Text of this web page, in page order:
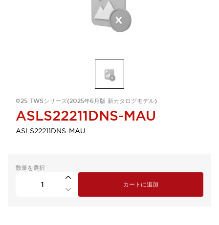
Φ25 TWSシリーズ(2025年6月版 新カタログモデル)
ASLS22211DNS-MAU
ASLS22211DNS-MAU
数量を選択
カートに追加